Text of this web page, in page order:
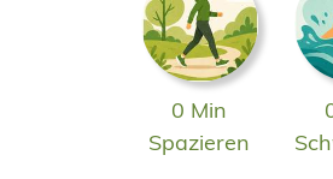
0 Min
Spazieren